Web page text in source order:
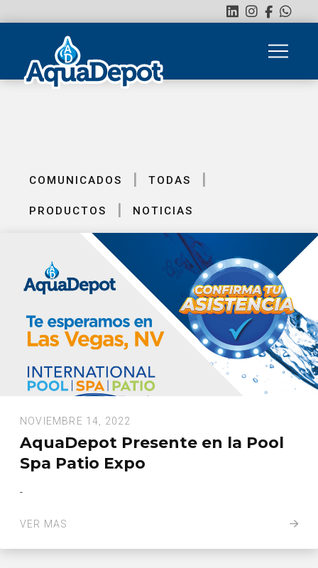
COMUNICADOS TODAS
PRODUCTOS NOTICIAS
NOVIEMBRE 14, 2022
AquaDepot Presente en la Pool
Spa Patio Expo
-
VER MAS